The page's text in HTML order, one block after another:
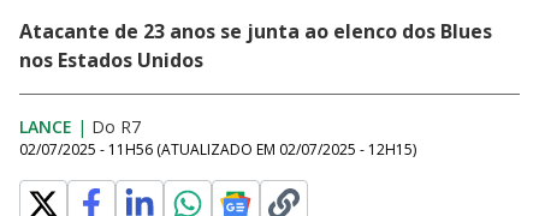
Atacante de 23 anos se junta ao elenco dos Blues
nos Estados Unidos
LANCE | Do R7
02/07/2025 - 11H56 (ATUALIZADO EM 02/07/2025 - 12H15)